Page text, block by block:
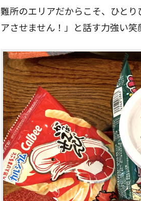
難所のエリアだからこそ、ひと
アさせません！」と話す力強い